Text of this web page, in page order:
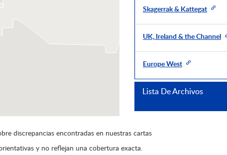
Skagerrak & Kattegat
UK, Ireland & the Channel
Europe West
Europe North-West
Lista De Archivos
discrepancias encontradas en nuestras cartas
y no reflejan una cobertura exacta.